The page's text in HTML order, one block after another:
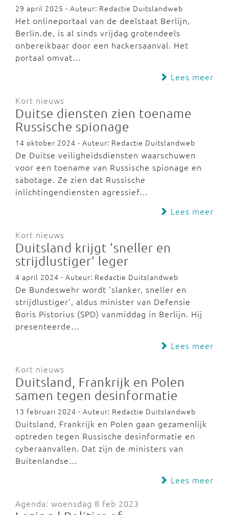
29 april 2025 - Auteur: Redactie Duitslandweb
Het onlineportaal van de deelstaat Berlijn,
Berlin.de, is al sinds vrijdag grotendeels
onbereikbaar door een hackersaanval. Het
portaal omvat…
Lees meer
Kort nieuws
Duitse diensten zien toename
Russische spionage
14 oktober 2024 - Auteur: Redactie Duitslandweb
De Duitse veiligheidsdiensten waarschuwen
voor een toename van Russische spionage en
sabotage. Ze zien dat Russische
inlichtingendiensten agressief…
Lees meer
Kort nieuws
Duitsland krijgt 'sneller en
strijdlustiger' leger
4 april 2024 - Auteur: Redactie Duitslandweb
De Bundeswehr wordt 'slanker, sneller en
strijdlustiger', aldus minister van Defensie
Boris Pistorius (SPD) vanmiddag in Berlijn. Hij
presenteerde…
Lees meer
Kort nieuws
Duitsland, Frankrijk en Polen
samen tegen desinformatie
13 februari 2024 - Auteur: Redactie Duitslandweb
Duitsland, Frankrijk en Polen gaan gezamenlijk
optreden tegen Russische desinformatie en
cyberaanvallen. Dat zijn de ministers van
Buitenlandse…
Lees meer
Agenda: woensdag 8 feb 2023